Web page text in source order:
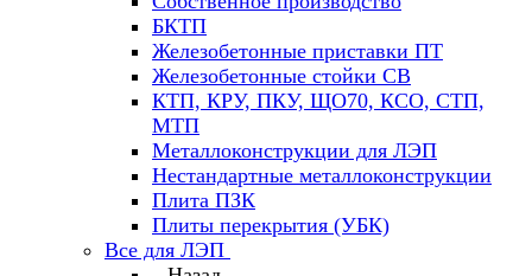
БКТП
Железобетонные приставки ПТ
Железобетонные стойки СВ
КТП, КРУ, ПКУ, ЩО70, КСО, СТП,
МТП
Металлоконструкции для ЛЭП
Нестандартные металлоконструкции
Плита ПЗК
Плиты перекрытия (УБК)
Все для ЛЭП